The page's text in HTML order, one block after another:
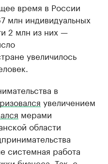
время в России
млн индивидуальных
2 млн из них —
увеличилось
в
увеличением
мерами
области
системная работа